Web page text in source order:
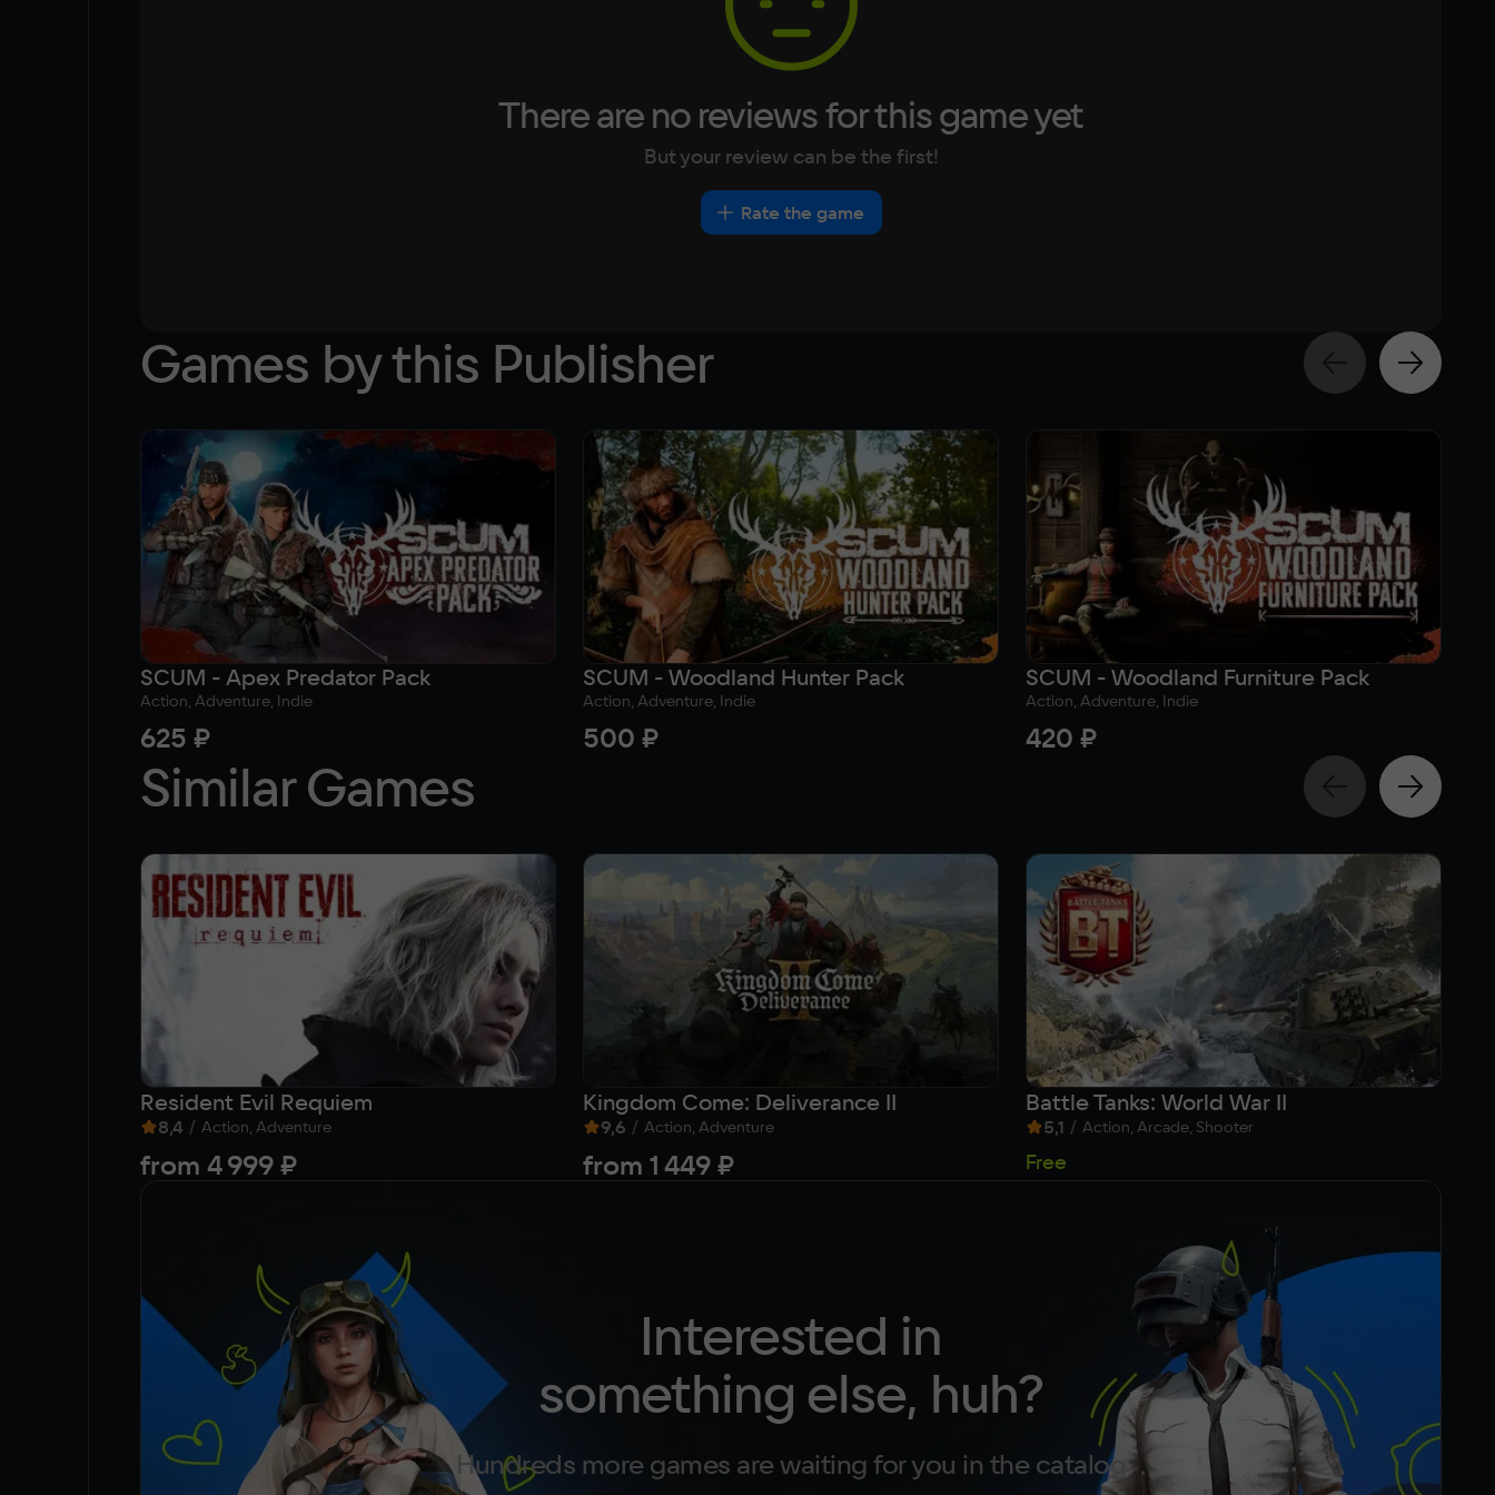
There are no reviews for this game yet
But your review can be the first!
Rate the game
Games by this Publisher
SCUM - Apex Predator Pack
Action, Adventure, Indie
625 ₽
SCUM - Woodland Hunter Pack
Action, Adventure, Indie
500 ₽
SCUM - Woodland Furniture Pack
Action, Adventure, Indie
420 ₽
Similar Games
Resident Evil Requiem
8,4 / Action, Adventure
from 4 999 ₽
Kingdom Come: Deliverance II
9,6 / Action, Adventure
from 1 449 ₽
Battle Tanks: World War II
5,1 / Action, Arcade, Shooter
Free
Interested in
something else, huh?
Hundreds more games are waiting for you in the catalog